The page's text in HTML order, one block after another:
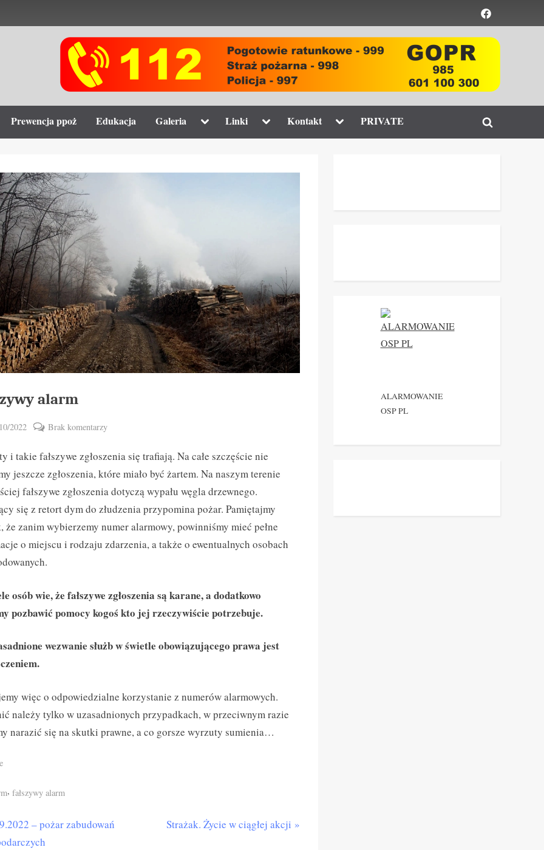
Element
menu
Toggle
sub-
menu
Prewencja ppoż Edukacja Galeria Toggle
menu
Linki Toggle
menu
Kontakt Toggle
menu
PRIVATE
Toggle
alarm
2022
Brak komentarzydo
alarm
i takie fałszywe zgłoszenia się trafiają. Na całe szczęście nie
jeszcze zgłoszenia, które miało być żartem. Na naszym terenie
fałszywe zgłoszenia dotyczą wypału węgla drzewnego.
się z retort dym do złudzenia przypomina pożar. Pamiętajmy
że zanim wybierzemy numer alarmowy, powinniśmy mieć pełne
o miejscu i rodzaju zdarzenia, a także o ewentualnych osobach
osób wie, że fałszywe zgłoszenia są karane, a dodatkowo
pozbawić pomocy kogoś kto jej rzeczywiście potrzebuje.
wezwanie służb w świetle obowiązującego prawa jest
więc o odpowiedzialne korzystanie z numerów alarmowych.
należy tylko w uzasadnionych przypadkach, w przeciwnym razie
narazić się na skutki prawne, a co gorsze wyrzuty sumienia…
, fałszywy alarm
– pożar zabudowań
N
Strażak. Życie w ciągłej akcji
ALARMOWANIE
OSP PL